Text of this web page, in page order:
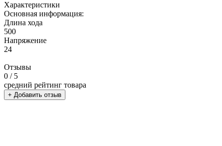
Характеристики
Основная информация:
Длина хода
500
Напряжение
24
Отзывы
0 / 5
средний рейтинг товара
+ Добавить отзыв